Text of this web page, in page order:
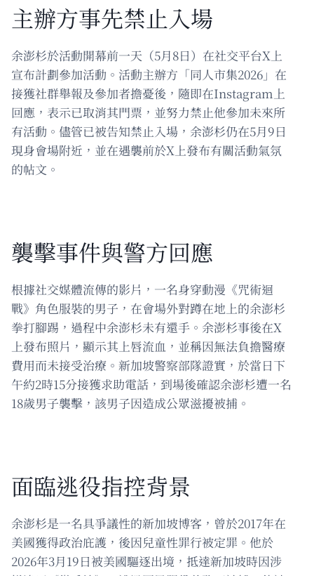
主辦方事先禁止入場
余澎杉於活動開幕前一天（5月8日）在社交平台X上
宣布計劃參加活動。活動主辦方「同人市集2026」在
接獲社群舉報及參加者擔憂後，隨即在Instagram上
回應，表示已取消其門票，並努力禁止他參加未來所
有活動。儘管已被告知禁止入場，余澎杉仍在5月9日
現身會場附近，並在遇襲前於X上發布有關活動氣氛
的帖文。
襲擊事件與警方回應
根據社交媒體流傳的影片，一名身穿動漫《咒術迴
戰》角色服裝的男子，在會場外對蹲在地上的余澎杉
拳打腳踢，過程中余澎杉未有還手。余澎杉事後在X
上發布照片，顯示其上唇流血，並稱因無法負擔醫療
費用而未接受治療。新加坡警察部隊證實，於當日下
午約2時15分接獲求助電話，到場後確認余澎杉遭一名
18歲男子襲擊，該男子因造成公眾滋擾被捕。
面臨逃役指控背景
余澎杉是一名具爭議性的新加坡博客，曾於2017年在
美國獲得政治庇護，後因兒童性罪行被定罪。他於
2026年3月19日被美國驅逐出境，抵達新加坡時因涉